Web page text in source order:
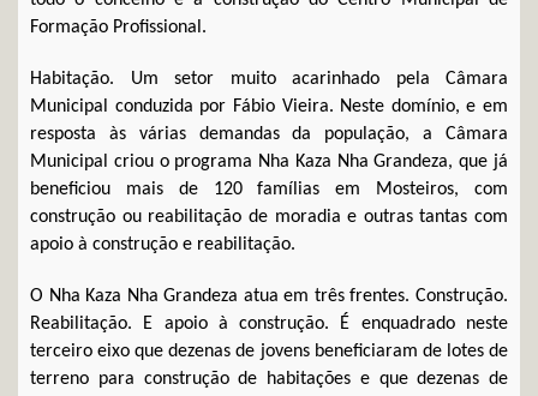
Formação Profissional.
Habitação. Um setor muito acarinhado pela Câmara
Municipal conduzida por Fábio Vieira. Neste domínio, e em
resposta às várias demandas da população, a Câmara
Municipal criou o programa Nha Kaza Nha Grandeza, que já
beneficiou mais de 120 famílias em Mosteiros, com
construção ou reabilitação de moradia e outras tantas com
apoio à construção e reabilitação.
O Nha Kaza Nha Grandeza atua em três frentes. Construção.
Reabilitação. E apoio à construção. É enquadrado neste
terceiro eixo que dezenas de jovens beneficiaram de lotes de
terreno para construção de habitações e que dezenas de